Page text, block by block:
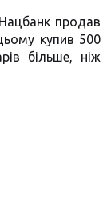
продав
купив 500
більше, ніж